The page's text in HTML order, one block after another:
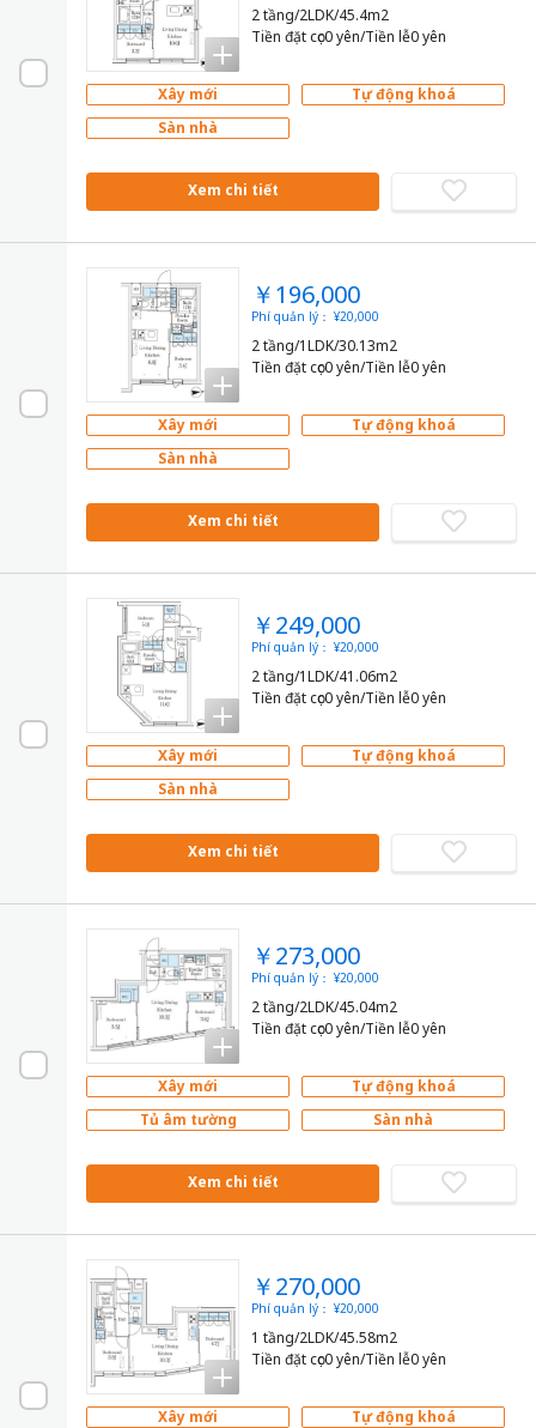
2 tầng/2LDK/45.4m2
Tiền đặt cọc0 yên/Tiền lễ0 yên
Xây mới
Tự động khoá
Sàn nhà
Xem chi tiết
￥196,000
Phí quản lý： ¥20,000
2 tầng/1LDK/30.13m2
Tiền đặt cọc0 yên/Tiền lễ0 yên
Xây mới
Tự động khoá
Sàn nhà
Xem chi tiết
￥249,000
Phí quản lý： ¥20,000
2 tầng/1LDK/41.06m2
Tiền đặt cọc0 yên/Tiền lễ0 yên
Xây mới
Tự động khoá
Sàn nhà
Xem chi tiết
￥273,000
Phí quản lý： ¥20,000
2 tầng/2LDK/45.04m2
Tiền đặt cọc0 yên/Tiền lễ0 yên
Xây mới
Tự động khoá
Tủ âm tường
Sàn nhà
Xem chi tiết
￥270,000
Phí quản lý： ¥20,000
1 tầng/2LDK/45.58m2
Tiền đặt cọc0 yên/Tiền lễ0 yên
Xây mới Tự động khoá